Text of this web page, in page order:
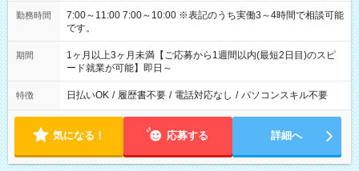
勤務時間
7:00～11:00 7:00～10:00 ※表記のうち実働3～4時間で相談可能
です。
期間
1ヶ月以上3ヶ月未満【ご応募から1週間以内(最短2日目)のスピ
ード就業が可能】即日～
特徴 日払いOK / 履歴書不要 / 電話対応なし / パソコンスキル不要
気になる！ 応募する 詳細へ